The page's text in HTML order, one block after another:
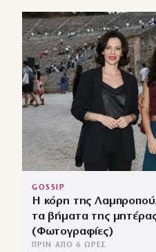
GOSSIP
Η κόρη της
τα βήματα της
(Φωτογραφίες)
ΠΡΙΝ ΑΠΌ 6 ΏΡΕΣ